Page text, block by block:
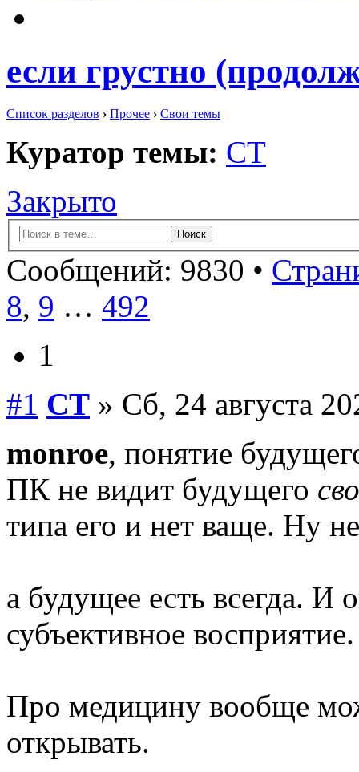
если грустно
Список разделов › Прочее › Свои темы
Куратор темы: СТ
Закрыто
Сообщений: 9830 •
8, 9 … 492
1
#1 СТ » Сб, 24 августа
monroe, понятие
ПК не видит будущего
типа его и нет ваще. Ну
а будущее есть всегда. И
субъективное восприятие.
Про медицину вообще
открывать.